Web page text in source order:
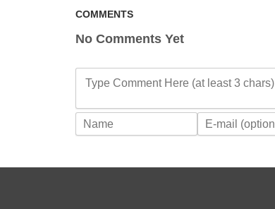
COMMENTS
No Comments Yet
Type Comment Here (at least 3 chars)